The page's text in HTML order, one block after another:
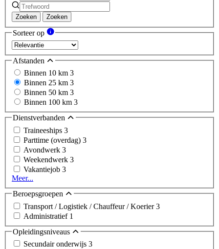
Zoeken Zoeken
Sorteer op
Afstanden
Binnen 10 km 3
Binnen 25 km 3
Binnen 50 km 3
Binnen 100 km 3
Dienstverbanden
Traineeships 3
Parttime (overdag) 3
Avondwerk 3
Weekendwerk 3
Vakantiejob 3
Meer...
Beroepsgroepen
Transport / Logistiek / Chauffeur / Koerier3
Administratief 1
Opleidingsniveaus
Secundair onderwijs 3